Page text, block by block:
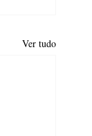
Ver tudo